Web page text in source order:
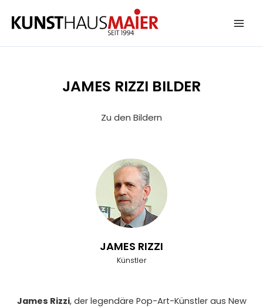
Inhalt
JAMES RIZZI BILDER
Zu den Bildern
JAMES RIZZI
Künstler
James Rizzi, der legendäre Pop-Art-Künstler aus New